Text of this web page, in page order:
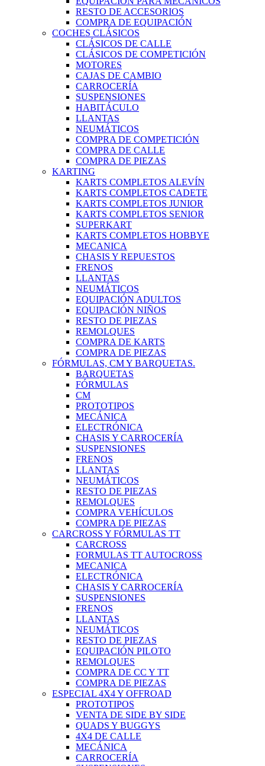
RESTO DE ACCESORIOS
COMPRA DE EQUIPACIÓN
COCHES CLÁSICOS
CLÁSICOS DE CALLE
CLÁSICOS DE COMPETICIÓN
MOTORES
CAJAS DE CAMBIO
CARROCERÍA
SUSPENSIONES
HABITÁCULO
LLANTAS
NEUMÁTICOS
COMPRA DE COMPETICIÓN
COMPRA DE CALLE
COMPRA DE PIEZAS
KARTING
KARTS COMPLETOS ALEVÍN
KARTS COMPLETOS CADETE
KARTS COMPLETOS JUNIOR
KARTS COMPLETOS SENIOR
SUPERKART
KARTS COMPLETOS HOBBYE
MECANICA
CHASIS Y REPUESTOS
FRENOS
LLANTAS
NEUMÁTICOS
EQUIPACIÓN ADULTOS
EQUIPACIÓN NIÑOS
RESTO DE PIEZAS
REMOLQUES
COMPRA DE KARTS
COMPRA DE PIEZAS
FÓRMULAS, CM Y BARQUETAS.
BARQUETAS
FÓRMULAS
CM
PROTOTIPOS
MECÁNICA
ELECTRÓNICA
CHASIS Y CARROCERÍA
SUSPENSIONES
FRENOS
LLANTAS
NEUMÁTICOS
RESTO DE PIEZAS
REMOLQUES
COMPRA VEHÍCULOS
COMPRA DE PIEZAS
CARCROSS Y FÓRMULAS TT
CARCROSS
FORMULAS TT AUTOCROSS
MECANICA
ELECTRÓNICA
CHASIS Y CARROCERÍA
SUSPENSIONES
FRENOS
LLANTAS
NEUMÁTICOS
RESTO DE PIEZAS
EQUIPACIÓN PILOTO
REMOLQUES
COMPRA DE CC Y TT
COMPRA DE PIEZAS
ESPECIAL 4X4 Y OFFROAD
PROTOTIPOS
VENTA DE SIDE BY SIDE
QUADS Y BUGGYS
4X4 DE CALLE
MECÁNICA
CARROCERÍA